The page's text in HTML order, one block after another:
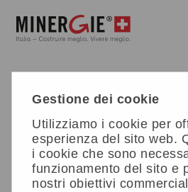
Offerte corsi
Minergie Italia propone corsi di
permettere il trasferimento di
professionisti, in particolare ai
Gestione dei cookie
Utilizziamo i cookie per
esperienza del sito web.
i cookie che sono
funzionamento del sito e
nostri obiettivi